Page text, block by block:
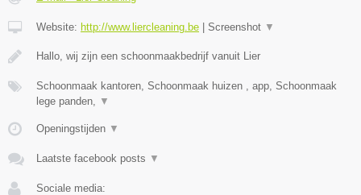
Website: http://www.liercleaning.be Screenshot ▼
Hallo, wij zijn een schoonmaakbedrijf vanuit Lier
Schoonmaak kantoren, Schoonmaak huizen , app, Schoonmaak
lege panden,
▼
Openingstijden ▼
Laatste facebook posts ▼
Sociale media: